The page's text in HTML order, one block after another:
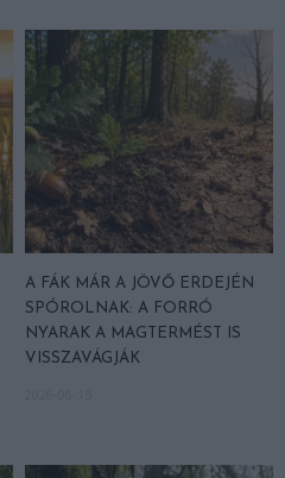
A FÁK MÁR A JÖVŐ ERDEJÉN
SPÓROLNAK: A FORRÓ
NYARAK A MAGTERMÉST IS
VISSZAVÁGJÁK